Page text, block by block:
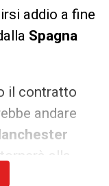
addio a fine
Spagna
il contratto
andare
alla
a presentare